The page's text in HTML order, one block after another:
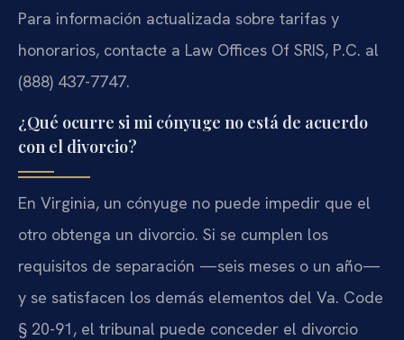
Para información actualizada sobre tarifas y
honorarios, contacte a Law Offices Of SRIS, P.C. al
(888) 437-7747.
¿Qué ocurre si mi cónyuge no está de acuerdo
con el divorcio?
En Virginia, un cónyuge no puede impedir que el
otro obtenga un divorcio. Si se cumplen los
requisitos de separación —seis meses o un año—
y se satisfacen los demás elementos del Va. Code
§ 20-91, el tribunal puede conceder el divorcio